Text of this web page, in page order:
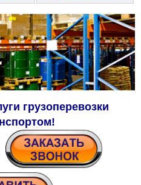
грузоперевозки
!